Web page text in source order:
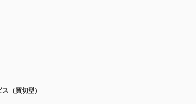
（買切型）